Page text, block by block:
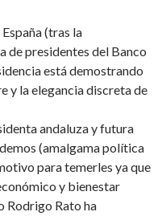
(tras la
de presidentes del Banco
está demostrando
y la elegancia discreta de
andaluza y futura
(amalgama política
para temerles ya que
y bienestar
Rodrigo Rato ha